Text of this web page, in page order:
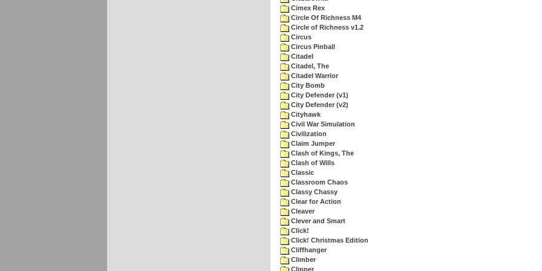
Cimex Rex
Circle Of Richness M4
Circle of Richness v1.2
Circus
Circus Pinball
Citadel
Citadel, The
Citadel Warrior
City Bomb
City Defender (v1)
City Defender (v2)
Cityhawk
Civil War Simulation
Civilization
Claim Jumper
Clash of Kings, The
Clash of Wills
Classic
Classroom Chaos
Classy Chassy
Clear for Action
Cleaver
Clever and Smart
Click!
Click! Christmas Edition
Cliffhanger
Climber
Clipper